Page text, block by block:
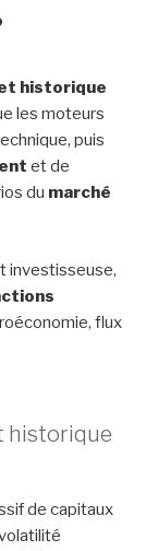
historique
les moteurs
puis
et de
du marché
investisseuse,
flux
historique
de capitaux